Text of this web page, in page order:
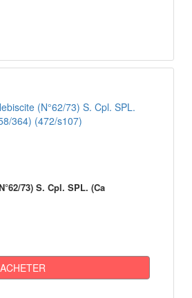
73) S. Cpl. SPL. (Ca
ACHETER